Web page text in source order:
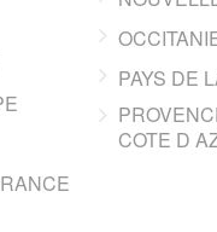
PAYS DE
COTE D